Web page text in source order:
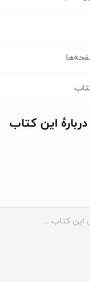
این کتاب